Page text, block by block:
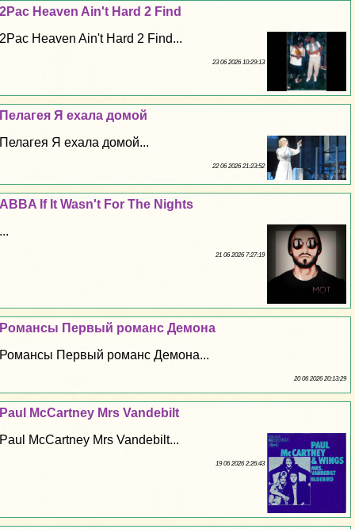
2Pac Heaven Ain't Hard 2 Find
2Pac Heaven Ain't Hard 2 Find...
23 06 2026 10:29:13
Пелагея Я ехала домой
Пелагея Я ехала домой...
22 06 2026 21:23:52
ABBA If It Wasn't For The Nights
...
21 06 2026 7:27:19
Романсы Первый романс Демона
Романсы Первый романс Демона...
20 06 2026 20:13:29
Paul McCartney Mrs Vandebilt
Paul McCartney Mrs Vandebilt...
19 06 2026 2:26:43